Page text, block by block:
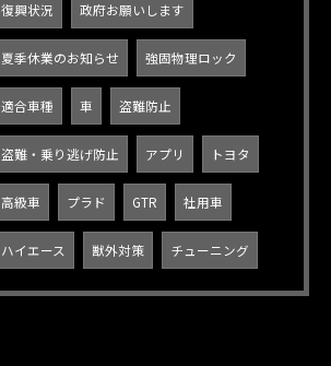
復興状況 政府お願いします
夏季休業のお知らせ 強固物理ロック
適合車種 車 盗難防止
盗難・乗り逃げ防止 アプリ トヨタ
高級車 プラド GTR 社用車
ハイエース 獣外対策 チューニング